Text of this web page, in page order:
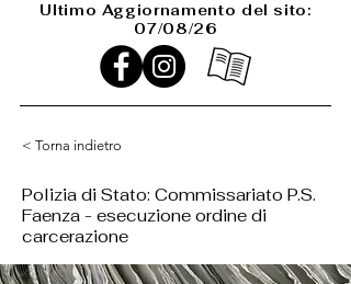
Ultimo Aggiornamento del sito:
07/08/26
< Torna indietro
Polizia di Stato: Commissariato P.S.
Faenza - esecuzione ordine di
carcerazione